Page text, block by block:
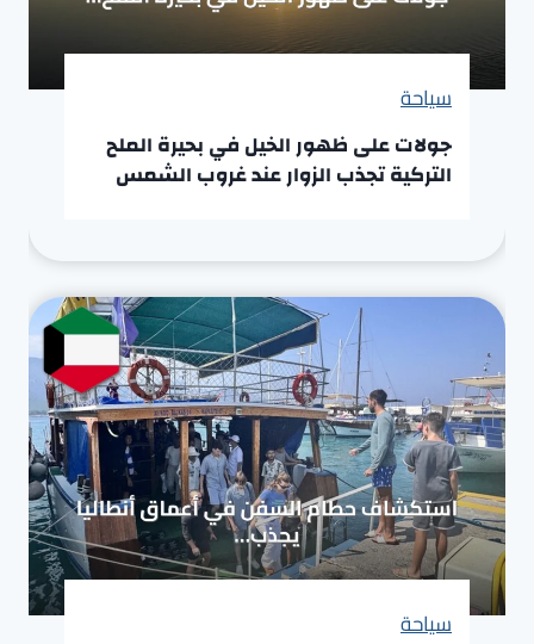
سياحة
جولات على ظهور الخيل في بحيرة الملح
التركية تجذب الزوار عند غروب الشمس
سياحة